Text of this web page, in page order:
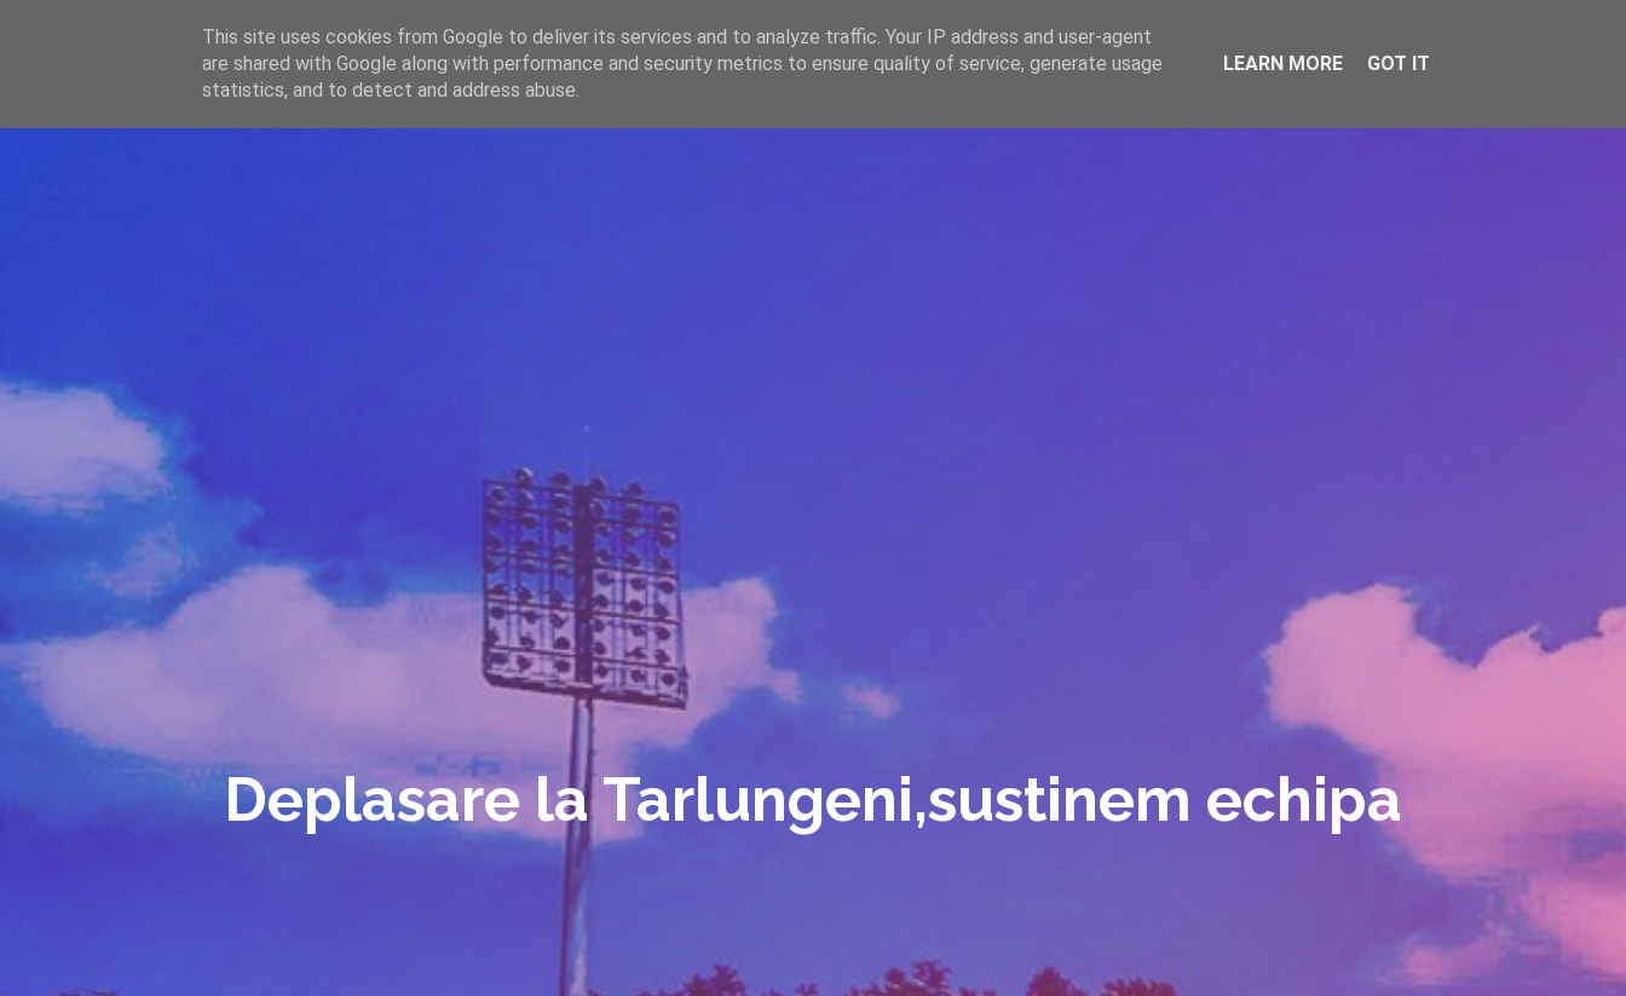
WWW.GAZISTI.RO HOME ARTICOLE DESPRE ECHIPĂ REPERE DONEAZĂ ARTICOLE CONTACT
Deplasare la Tarlungeni,sustinem echipa
This site uses cookies from Google to deliver its services and to analyze traffic. Your IP address and user-agent
are shared with Google along with performance and security metrics to ensure quality of service, generate usage
statistics, and to detect and address abuse.
LEARN MORE GOT IT